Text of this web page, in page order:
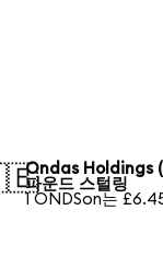
Ondas Holdings
파운드 스털링
1 ONDSon는